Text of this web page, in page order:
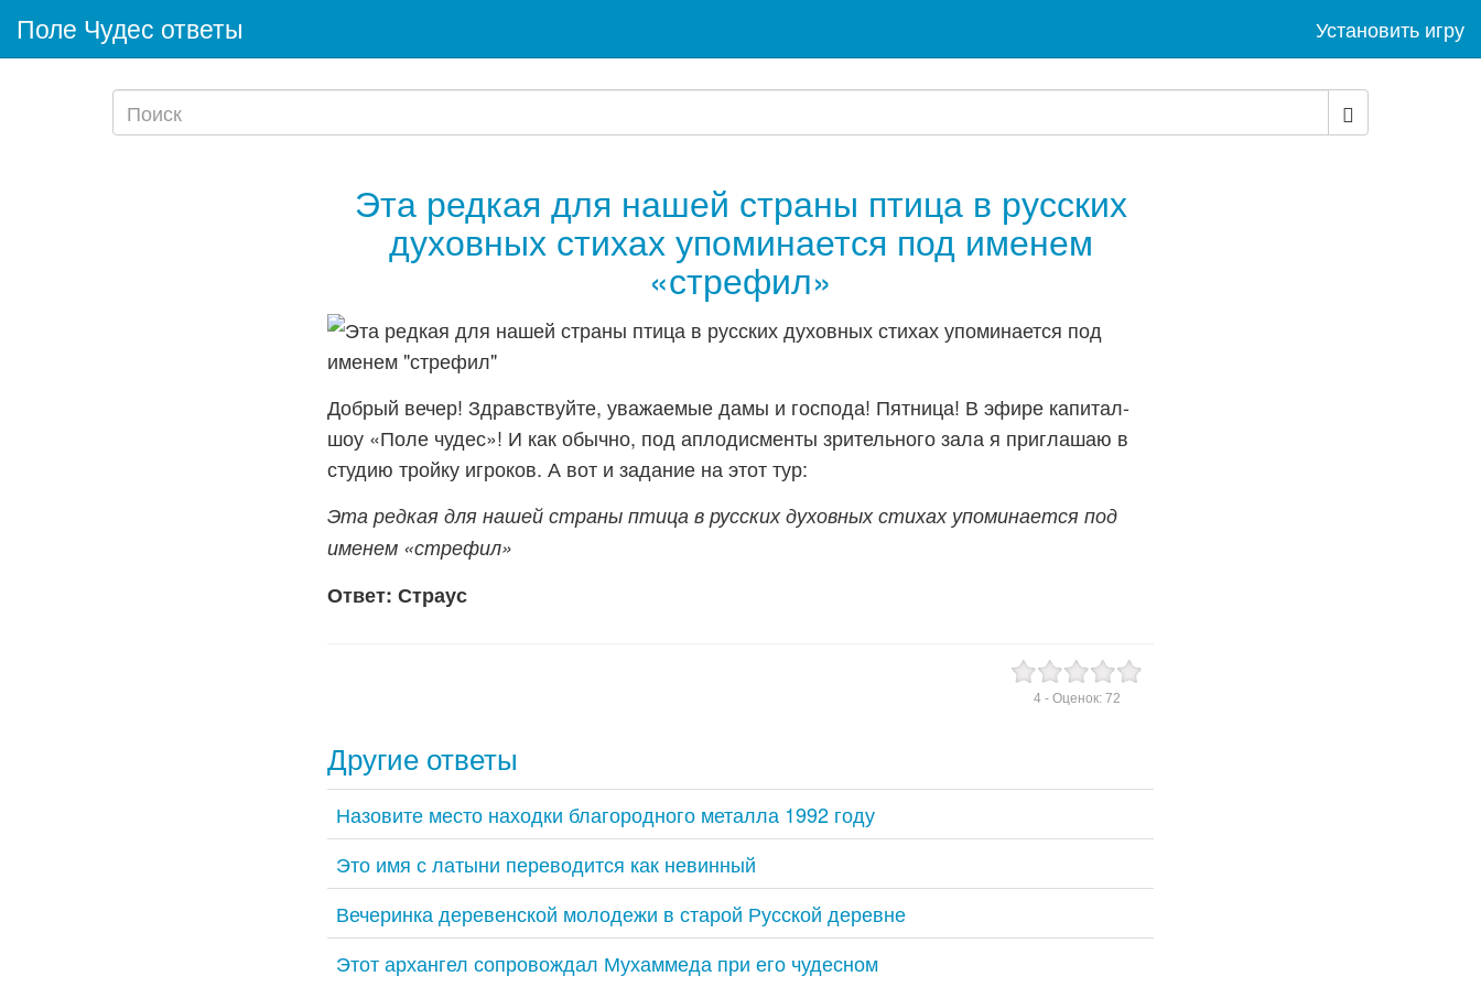
Поле Чудес ответы Установить игру
Эта редкая для нашей страны птица в русских
духовных стихах упоминается под именем
«стрефил»
Добрый вечер! Здравствуйте, уважаемые дамы и господа! Пятница! В эфире капитал-
шоу «Поле чудес»! И как обычно, под аплодисменты зрительного зала я приглашаю в
студию тройку игроков. А вот и задание на этот тур:
Эта редкая для нашей страны птица в русских духовных стихах упоминается под
именем «стрефил»
Ответ: Страус
4- Оценок: 72
Другие ответы
Назовите место находки благородного металла 1992 году
Это имя с латыни переводится как невинный
Вечеринка деревенской молодежи в старой Русской деревне
Этот архангел сопровождал Мухаммеда при его чудесном